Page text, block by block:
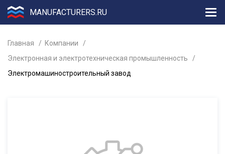
MANUFACTURERS.RU
Главная
Компании
Электронная и электротехническая промышленность
Электромашиностроительный завод